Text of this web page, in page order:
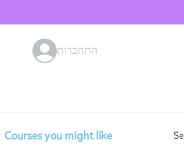
התחברות
Courses you might like